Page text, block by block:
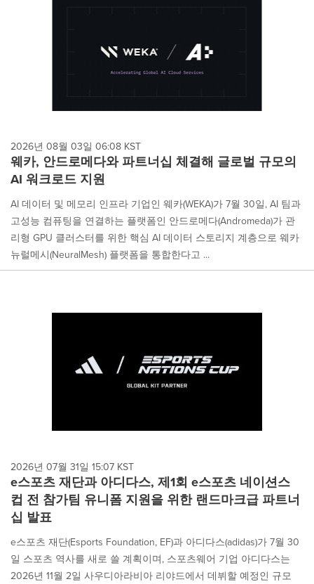
2026년 08월 03일 06:08 KST
웨카, 안드로메다와 파트너십 체결해 글로벌 규모의
AI 워크로드 지원
AI 데이터 및 메모리 인프라 기업인 웨카(WEKA)가 7월 30일, AI 팀과
고성능 컴퓨팅을 연결하는 플랫폼인 안드로메다(Andromeda)가 관
리형 GPU 클러스터를 위한 핵심 AI 데이터 스토리지 계층으로 웨카
뉴럴메시(NeuralMesh) 플랫폼을 통합한다고 ...
2026년 07월 31일 15:07 KST
e스포츠 재단과 아디다스, 제1회 e스포츠 네이션스
컵 전 참가팀 유니폼 지원을 위한 랜드마크급 파트너
십 발표
e스포츠 재단(Esports Foundation, EF)과 아디다스(adidas)가 7월 30
일 스포츠 역사를 새로 쓸 계획이며, 스포츠웨어 기업 아디다스는
2026년 11월 2일 사우디아라비아 리야드에서 데뷔할 예정인 규모